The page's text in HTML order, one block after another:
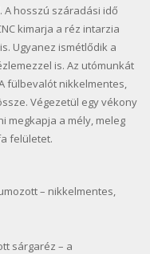
A hosszú száradási idő
kimarja a réz intarzia
Ugyanez ismétlődik a
is. Az utómunkát
fülbevalót nikkelmentes,
Végezetül egy vékony
megkapja a mély, meleg
felületet.
– nikkelmentes,
sárgaréz – a